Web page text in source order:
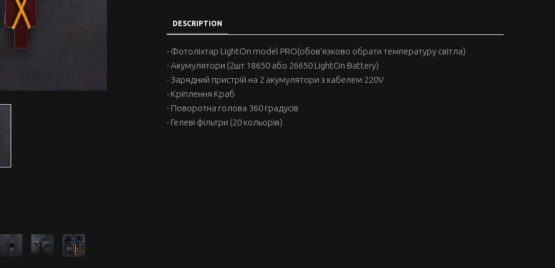
DESCRIPTION
- Фотоліхтар LightOn model PRO(обов'язково обрати температуру світла)
- Акумулятори (2шт 18650 або 26650 LightOn Battery)
- Зарядний пристрій на 2 акумулятори з кабелем 220V
- Кріплення Краб
- Поворотна голова 360 градусів
- Гелеві фільтри (20 кольорів)